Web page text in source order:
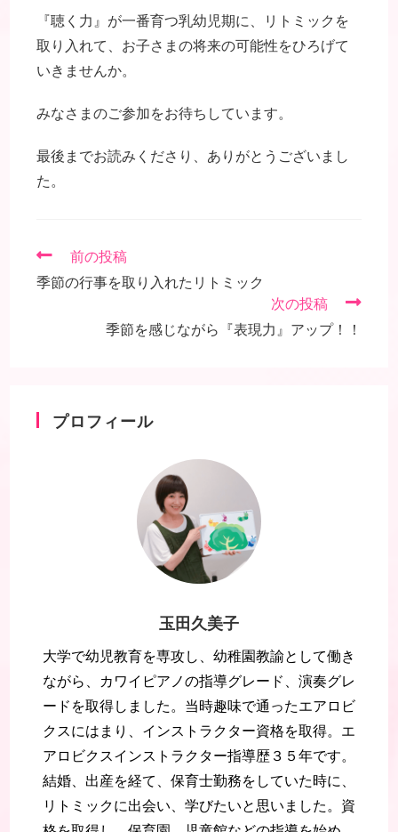
『聴く力』が一番育つ乳幼児期に、リトミックを
取り入れて、お子さまの将来の可能性をひろげて
いきませんか。
みなさまのご参加をお待ちしています。
最後までお読みくださり、ありがとうございまし
た。
そ
の
他
前の投稿
季節の行事を取り入れたリトミック
次の投稿
季節を感じながら『表現力』アップ！！
プロフィール
玉田久美子
大学で幼児教育を専攻し、幼稚園教諭として働き
ながら、カワイピアノの指導グレード、演奏グレ
ードを取得しました。当時趣味で通ったエアロビ
クスにはまり、インストラクター資格を取得。エ
アロビクスインストラクター指導歴３５年です。
結婚、出産を経て、保育士勤務をしていた時に、
リトミックに出会い、学びたいと思いました。資